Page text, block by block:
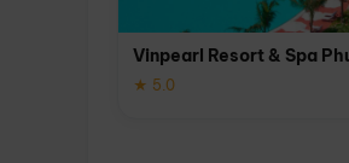
Vinpearl Resort & Spa
★ 5.0